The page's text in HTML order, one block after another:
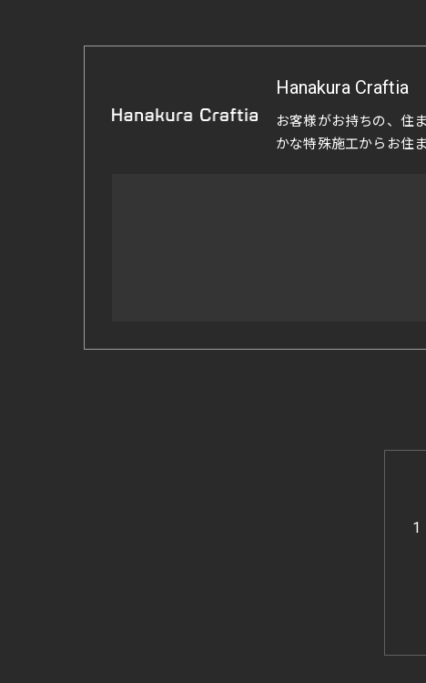
Hanakura Craftia
お客様がお持ちの、住
かな特殊施工からお住